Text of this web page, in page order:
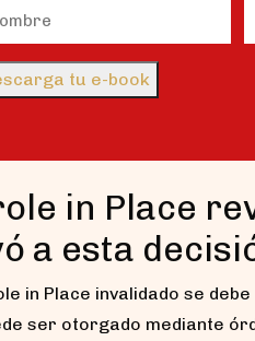
(Obligatorio)
tu e-book
in Place
a esta
in Place invalidado se
ser otorgado mediante